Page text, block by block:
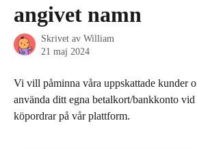
angivet namn
Skrivet av William
21 maj 2024
Vi vill påminna våra uppskattade kunder
använda ditt egna betalkort/bankkonto
köpordrar på vår plattform.